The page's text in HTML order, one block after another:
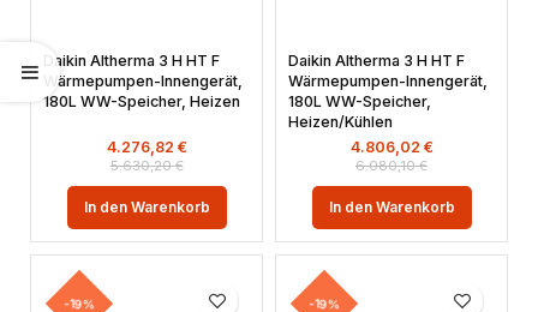
Daikin Altherma 3 H HT F
Wärmepumpen-Innengerät,
180L WW-Speicher, Heizen
5.630,20€
4.276,82 €
In den Warenkorb
Daikin Altherma 3 H HT F
Wärmepumpen-Innengerät,
180L WW-Speicher,
Heizen/Kühlen
6.080,10€
4.806,02 €
In den Warenkorb
-19% -19%